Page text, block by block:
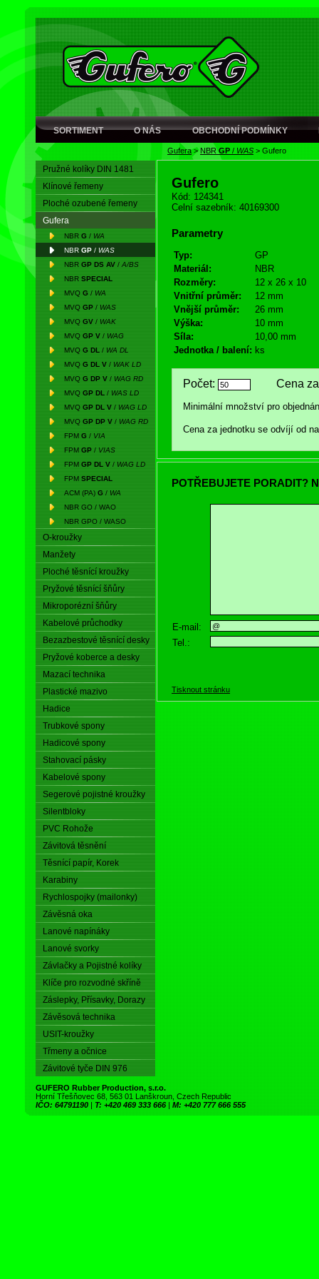
SORTIMENT O NÁS OBCHODNÍ PODMÍNKY
Gufera> NBRGP / WAS > Gufero
Pružné kolíky DIN 1481
Klínové řemeny
Ploché ozubené řemeny
Gufera
NBR G / WA
NBR GP / WAS
NBR GP DS AV / A/BS
NBR SPECIAL
MVQ G / WA
MVQ GP / WAS
MVQ GV / WAK
MVQ GP V / WAG
MVQ G DL / WA DL
MVQ G DL V / WAK LD
MVQ G DP V / WAG RD
MVQ GP DL / WAS LD
MVQ GP DL V / WAG LD
MVQ GP DP V / WAG RD
FPM G / VIA
FPM GP / VIAS
FPM GP DL V / WAG LD
FPM SPECIAL
ACM (PA) G / WA
NBR GO / WAO
NBR GPO / WASO
O-kroužky
Manžety
Ploché těsnící kroužky
Pryžové těsnící šňůry
Mikroporézní šňůry
Kabelové průchodky
Bezazbestové těsnící desky
Pryžové koberce a desky
Mazací technika
Plastické mazivo
Hadice
Trubkové spony
Hadicové spony
Stahovací pásky
Kabelové spony
Segerové pojistné kroužky
Silentbloky
PVC Rohože
Závitová těsnění
Těsnící papír, Korek
Karabiny
Rychlospojky (mailonky)
Závěsná oka
Lanové napínáky
Lanové svorky
Závlačky a Pojistné kolíky
Klíče pro rozvodné skříně
Záslepky, Přísavky, Dorazy
Závěsová technika
USIT-kroužky
Třmeny a očnice
Závitové tyče DIN 976
Gufero
Kód: 124341
Celní sazebník: 40169300
Parametry
Typ:
GP
Materiál:
NBR
Rozměry:
12 x 26 x 10
Vnitřní průměr:
12 mm
Vnější průměr:
26 mm
Výška:
10 mm
Síla:
10,00 mm
Jednotka / balení: ks
Počet: Cena za
Minimální množství pro
Cena za jednotku se odvíjí od
POTŘEBUJETE PORADIT?
E-mail:
Tel.:
Tisknout stránku
GUFERO Rubber Production, s.r.o.
Horní Třešňovec 68, 563 01 Lanškroun, Czech Republic
IČO: 64791190 | T: +420 469 333 666 | M: +420 777 666 555